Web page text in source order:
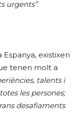
urgents”.
Espanya, existixen
tenen molt a
talents i
les persones;
desafiaments